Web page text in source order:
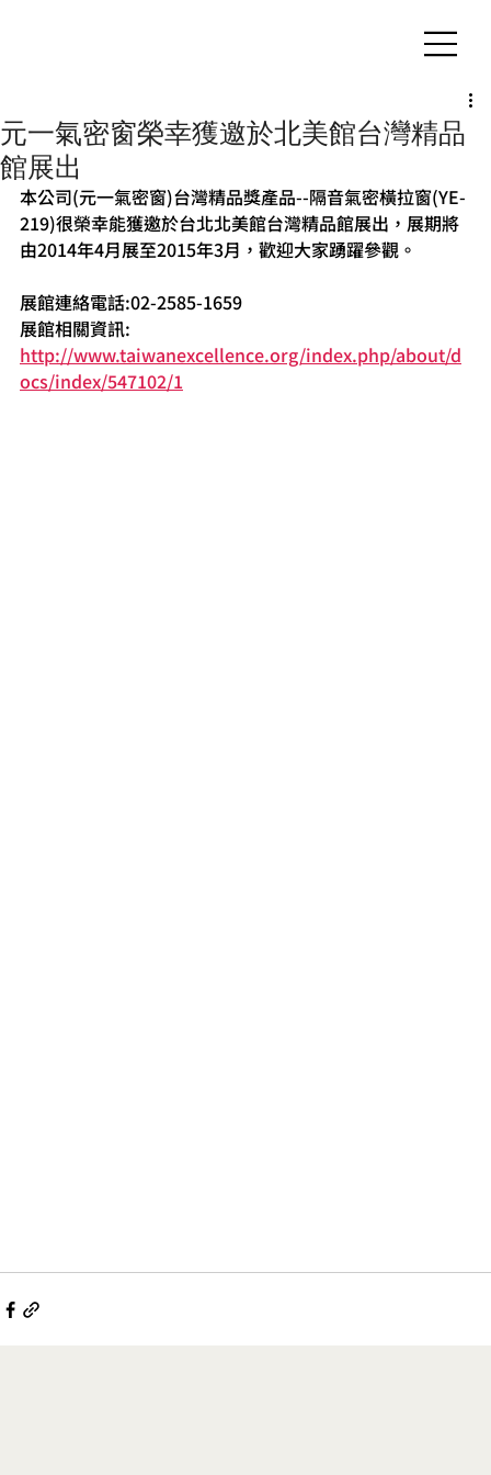
客製化鋁擠型｜氣密窗
元一氣密窗榮幸獲邀於北美館台灣精品
館展出
本公司(元一氣密窗)台灣精品獎產品--隔音氣密橫拉窗(YE-
219)很榮幸能獲邀於台北北美館台灣精品館展出，展期將
由2014年4月展至2015年3月，歡迎大家踴躍參觀。
展館連絡電話:02-2585-1659
展館相關資訊:
http://www.taiwanexcellence.org/index.php/about/d
ocs/index/547102/1